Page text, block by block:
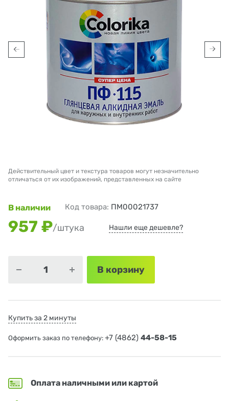
Действительный цвет и текстура товаров могут незначительно
отличаться от их изображений, представленных на сайте
В наличии Код товара: ПМ00021737
957 ₽/штука Нашли еще дешевле?
В корзину
Купить за 2 минуты
Оформить заказ по телефону: +7 (4862) 44-58-15
Оплата наличными или картой